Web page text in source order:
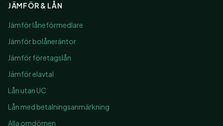
JÄMFÖR & LÅN
Jämför låneförmedlare
Jämför bolåneräntor
Jämför företagslån
Jämför elavtal
Lån utan UC
Lån med betalningsanmärkning
Alla omdömen